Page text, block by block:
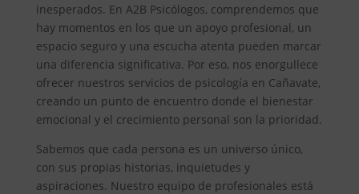
inesperados. En A2B Psicólogos, comprendemos que
hay momentos en los que un apoyo profesional, un
espacio seguro y una escucha atenta pueden marcar
una diferencia significativa. Por eso, nos enorgullece
ofrecer nuestros servicios de psicología en Cañavate,
creando un punto de encuentro donde el bienestar
emocional y el crecimiento personal son la prioridad.
Sabemos que cada persona es un universo único,
con sus propias historias, inquietudes y
aspiraciones. Nuestro equipo de profesionales está